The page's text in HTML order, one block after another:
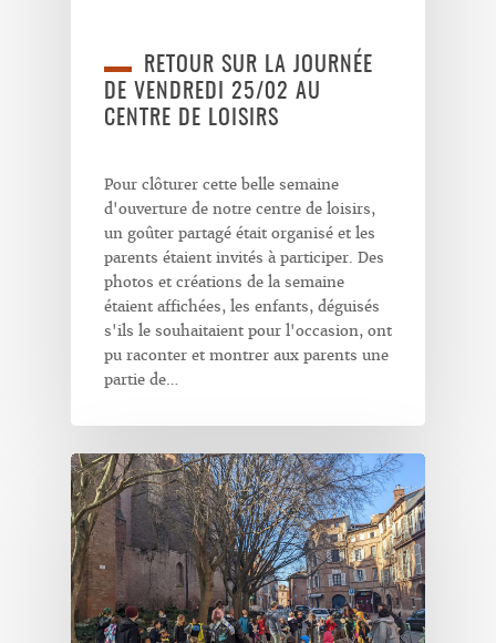
RETOUR SUR LA JOURNÉE
DE VENDREDI 25/02 AU
CENTRE DE LOISIRS
Pour clôturer cette belle semaine
d'ouverture de notre centre de loisirs,
un goûter partagé était organisé et les
parents étaient invités à participer. Des
photos et créations de la semaine
étaient affichées, les enfants, déguisés
s'ils le souhaitaient pour l'occasion, ont
pu raconter et montrer aux parents une
partie de…